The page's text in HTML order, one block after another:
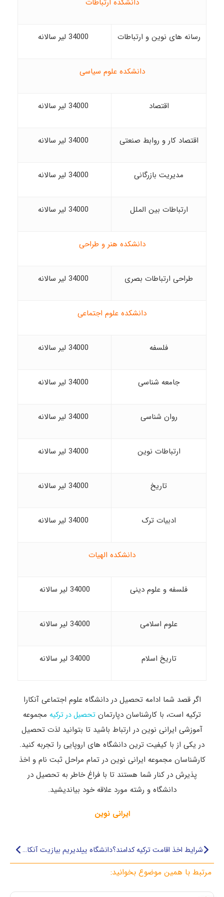
دانشکده ارتباطات
رسانه های نوین و ارتباطات
دانشکده علوم سیاسی
اقتصاد
اقتصاد کار و روابط صنعتی
مدیریت بازرگانی
ارتباطات بین الملل
دانشکده هنر و طراحی
طراحی ارتباطات بصری
دانشکده علوم اجتماعی
فلسفه
جامعه شناسی
روان شناسی
ارتباطات نوین
تاریخ
ادبیات ترک
دانشکده الهیات
فلسفه و علوم دینی 34000 لیر سالانه
علوم اسلامی 34000 لیر سالانه
تاریخ اسلام 34000 لیر سالانه
اگر قصد شما ادامه تحصیل در دانشگاه علوم اجتماعی آنکارا
ترکیه است، با کارشناسان دپارتمان تحصیل در ترکیه مجموعه
آموزشی ایرانی نوین در ارتباط باشید تا بتوانید لذت تحصیل
در یکی از با کیفیت ترین دانشگاه های اروپایی را تجربه کنید.
کارشناسان مجموعه ایرانی نوین در تمام مراحل ثبت نام و اخذ
پذیرش در کنار شما هستند تا با فراغ خاطر به تحصیل در
دانشگاه و رشته مورد علاقه خود بیاندیشید.
ایرانی نوین
شرایط اخذ اقامت ترکیه کدامند؟ دانشگاه ییلدیریم بیازیت آنکارا ترکیه
مرتبط با همین موضوع بخوانید: